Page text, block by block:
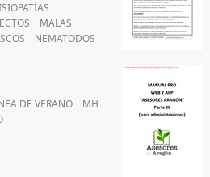
MALAS
NEMATODOS
DE VERANO
MH